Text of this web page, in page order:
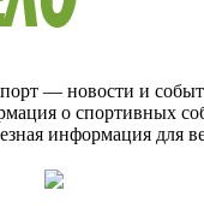
— новости и
о спортивных
информация для